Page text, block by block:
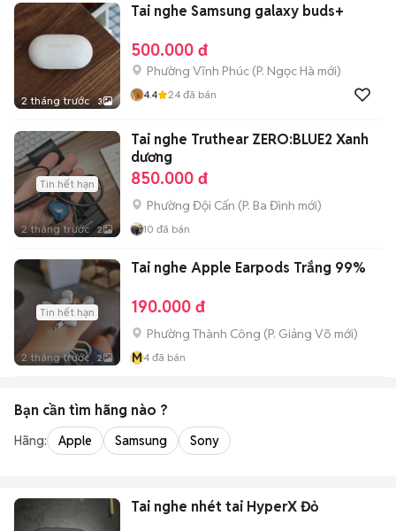
2 tháng trước 3
Tai nghe Samsung galaxy buds+
500.000 đ
Phường Vĩnh Phúc (P. Ngọc Hà mới)
4.4 24 đã bán
Tin hết hạn
2 tháng trước 2
Tai nghe Truthear ZERO:BLUE2 Xanh
dương
850.000 đ
Phường Đội Cấn (P. Ba Đình mới)
10 đã bán
Tin hết hạn
2 tháng trước 2
Tai nghe Apple Earpods Trắng 99%
190.000 đ
Phường Thành Công (P. Giảng Võ mới)
M4 đã bán
Bạn cần tìm hãng nào ?
Hãng: Apple Samsung Sony
Tai nghe nhét tai HyperX Đỏ